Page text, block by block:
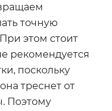
точную
этом стоит
рекомендуется
поскольку
треснет от
Поэтому